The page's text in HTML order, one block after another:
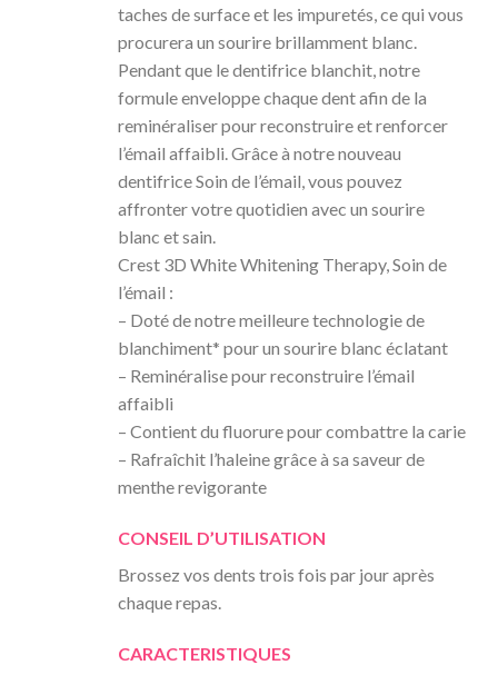
taches de surface et les impuretés, ce qui vous
procurera un sourire brillamment blanc.
Pendant que le dentifrice blanchit, notre
formule enveloppe chaque dent afin de la
reminéraliser pour reconstruire et renforcer
l’émail affaibli. Grâce à notre nouveau
dentifrice Soin de l’émail, vous pouvez
affronter votre quotidien avec un sourire
blanc et sain.
Crest 3D White Whitening Therapy, Soin de
l’émail :
– Doté de notre meilleure technologie de
blanchiment* pour un sourire blanc éclatant
– Reminéralise pour reconstruire l’émail
affaibli
– Contient du fluorure pour combattre la carie
– Rafraîchit l’haleine grâce à sa saveur de
menthe revigorante
CONSEIL D’UTILISATION
Brossez vos dents trois fois par jour après
chaque repas.
CARACTERISTIQUES